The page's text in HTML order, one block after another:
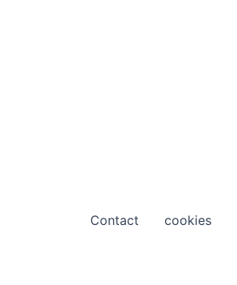
Contact cookies